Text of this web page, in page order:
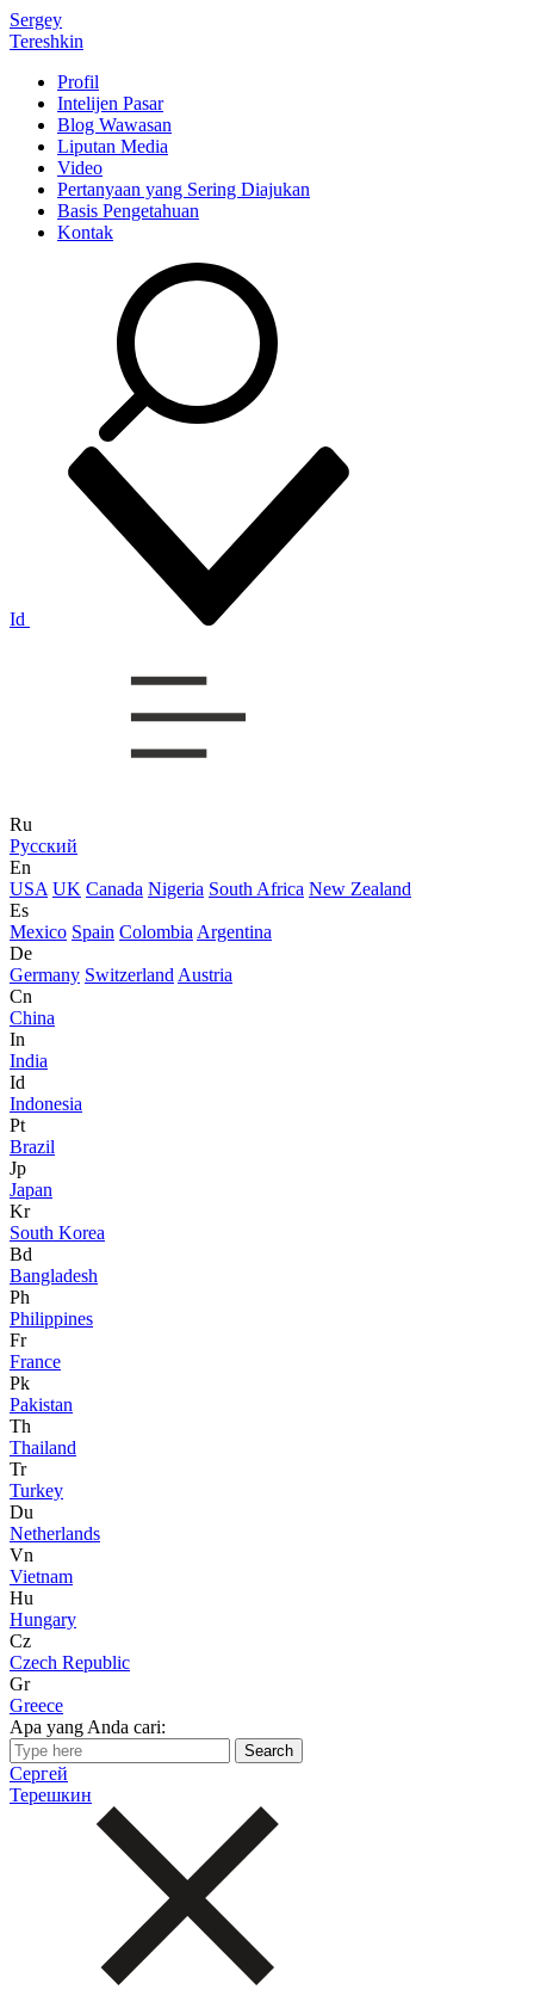
Sergey
Tereshkin
Profil
Intelijen Pasar
Blog Wawasan
Liputan Media
Video
Pertanyaan yang Sering Diajukan
Basis Pengetahuan
Kontak
Id
Ru
Русский
En
USA UK Canada Nigeria South Africa New Zealand
Es
Mexico Spain Colombia Argentina
De
Germany Switzerland Austria
Cn
China
In
India
Id
Indonesia
Pt
Brazil
Jp
Japan
Kr
South Korea
Bd
Bangladesh
Ph
Philippines
Fr
France
Pk
Pakistan
Th
Thailand
Tr
Turkey
Du
Netherlands
Vn
Vietnam
Hu
Hungary
Cz
Czech Republic
Gr
Greece
Apa yang Anda cari:
Сергей
Терешкин